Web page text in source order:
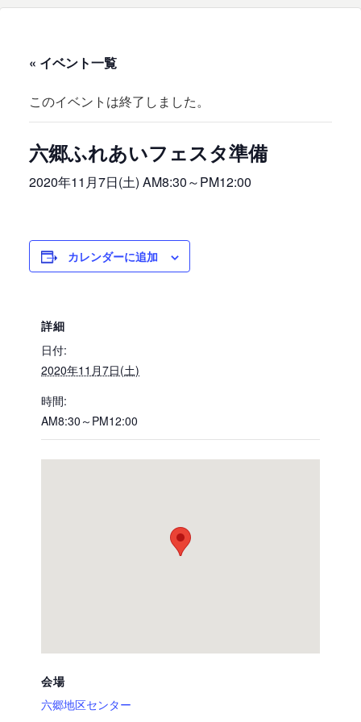
« イベント一覧
このイベントは終了しました。
六郷ふれあいフェスタ準備
2020年11月7日(土) AM8:30～PM12:00
カレンダーに追加
詳細
日付:
2020年11月7日(土)
時間:
AM8:30～PM12:00
会場
六郷地区センター